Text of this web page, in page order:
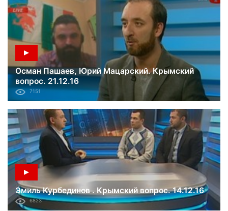
Осман Пашаев, Юрий Мацарский. Крымский
вопрос. 21.12.16
7151
Эмиль Курбединов . Крымский вопрос. 14.12.16
6823